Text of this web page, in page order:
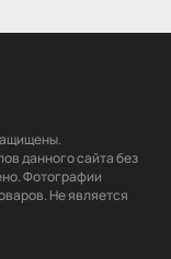
данного сайта без
Фотографии
Не является